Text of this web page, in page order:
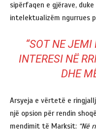
sipërfaqen e gjërave,
intelektualizëm ngurrues
“SOT NE
INTERESI NË
DHE
Arsyeja e vërtetë e
një opsion për rendin
mendimit të Marksit: “Në